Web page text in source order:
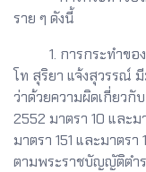
ราย ๆ ดังนี้
1. การกระทำของ
โท สุริยา แจ้งสุวรรณ์
ว่าด้วยความผิดเกี่ยวกั
2552 มาตรา 10 และ
มาตรา 151 และมาตร
ตามพระราชบัญญัติตำร